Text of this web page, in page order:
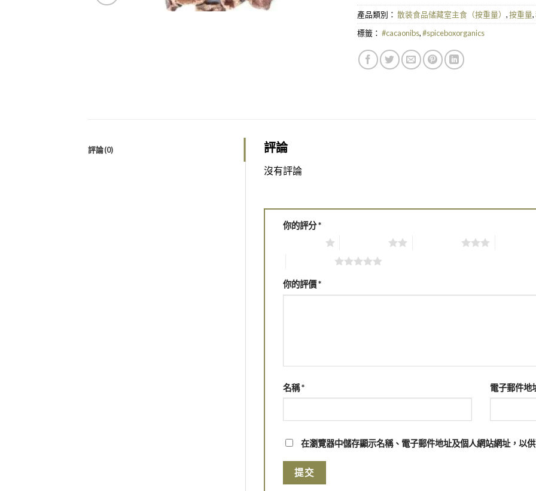
產品類別： 散装食品储藏室主食（按重量） ,按重量,
標籤： #cacaonibs,#spiceboxorganics
評論(0) 評論
沒有評論
你的評分*
你的評價*
名稱* 電子郵件地
在瀏覽器中儲存顯示名稱、電子郵件地址及個人網站網址，以